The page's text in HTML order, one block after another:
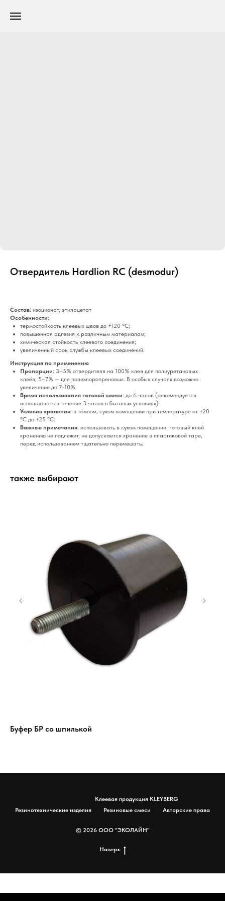
Отвердитель Hardlion RС (desmodur)
Состав: изоционат, этилацетат
Особенности:
термостойкость клеевых швов до +120 °C;
повышенная адгезия к различным материалам;
химическая стойкость клеевого соединения;
увеличенный срок службы клеевых соединений.
Инструкция по применению
Пропорции: 3–5% отвердителя на 100% клея для полиуретановых
клеёв, 5–7% — для полихлоропреновых. В особых случаях возможно
увеличение до 7–10%.
Время использования готовой смеси: до 6 часов (рекомендуется
использовать в течение 3 часов в бытовых условиях).
Условия хранения: в тёмном, сухом помещении при температуре от +20
°C до +25 °C.
Важные примечания: использовать в сухом помещении, готовый клей
хранению не подлежит, не допускается хранение в пластиковой таре,
перед использованием тщательно перемешать.
также выбирают
Буфер БР со шпилькой
Клеевая продукция KLEYBERG
Резинотехнические изделия
Резиновые смеси Авторские права
© 2026 ООО "ЭКОЛАЙН"
Наверх